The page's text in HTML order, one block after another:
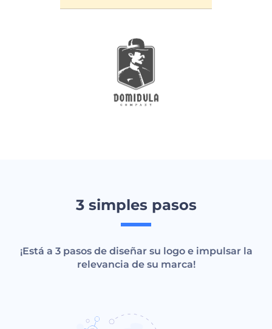
3 simples pasos
¡Está a 3 pasos de diseñar su logo e impulsar la
relevancia de su marca!